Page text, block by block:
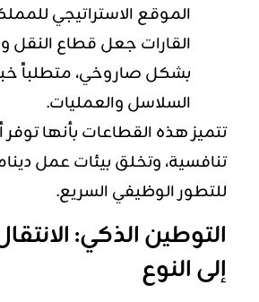
الموقع الاستراتيجي
القارات جعل قطاع النقل
بشكل صاروخي، متطلباً
السلاسل والعمليات.
تتميز هذه القطاعات بأنها توفر
تنافسية، وتخلق بيئات عمل
للتطور الوظيفي السريع.
التوطين الذكي:
إلى النوع